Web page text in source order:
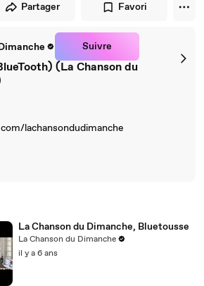
Partager Favori
Suivre
(La Chanson du
lachansondudimanche
La Chanson du Dimanche, Bluetousse
La Chanson du Dimanche
il y a 6 ans